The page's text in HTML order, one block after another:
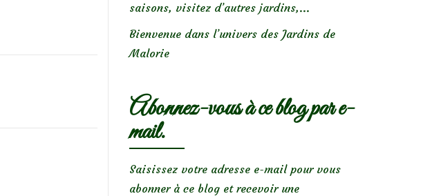
saisons, visitez d’autres jardins,...
Bienvenue dans l’univers des Jardins de
Malorie
Abonnez-vous à ce blog par e-
mail.
Saisissez votre adresse e-mail pour vous
abonner à ce blog et recevoir une